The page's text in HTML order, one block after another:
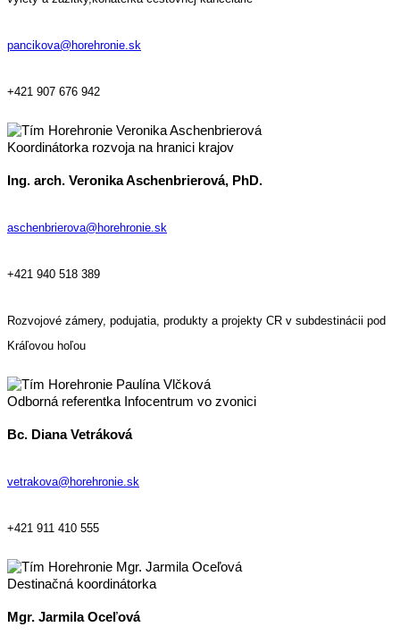
pancikova@horehronie.sk
+421 907 676 942
Koordinátorka rozvoja na hranici krajov
Ing. arch. Veronika Aschenbrierová, PhD.
aschenbrierova@horehronie.sk
+421 940 518 389
Rozvojové zámery, podujatia, produkty a projekty CR v subdestinácii pod
Kráľovou hoľou
Odborná referentka Infocentrum vo zvonici
Bc. Diana Vetráková
vetrakova@horehronie.sk
+421 911 410 555
Destinačná koordinátorka
Mgr. Jarmila Oceľová